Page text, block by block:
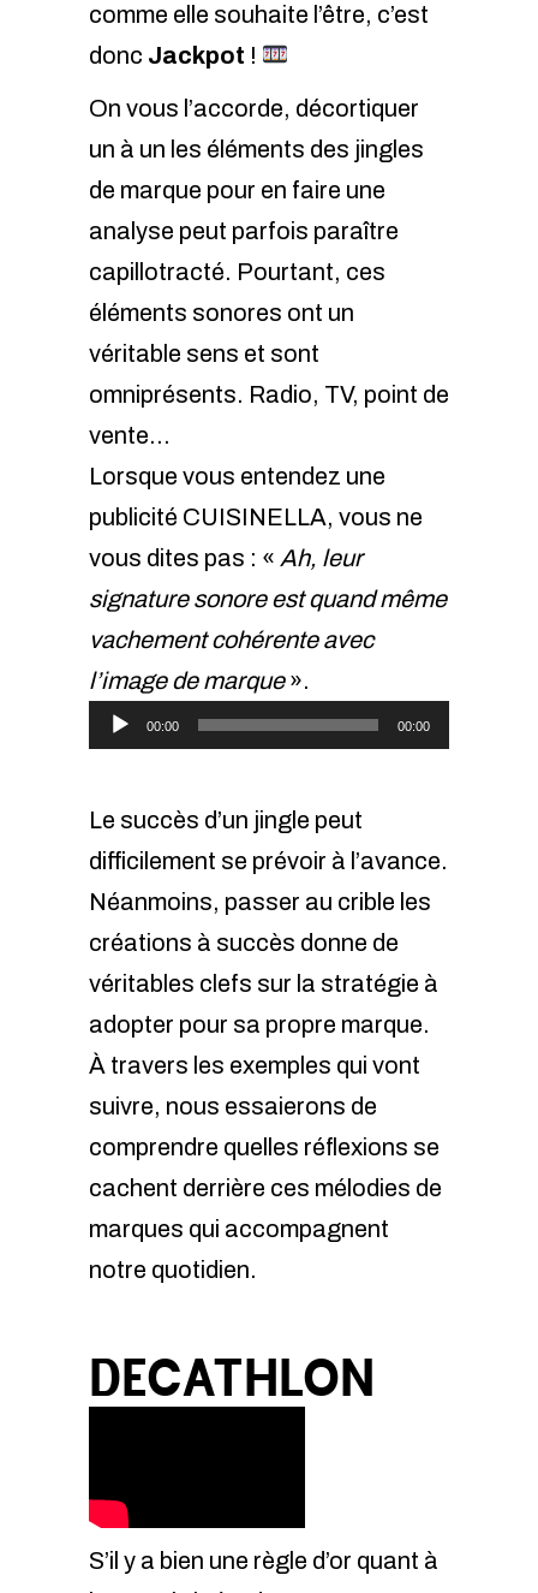
comme elle souhaite l’être, c’est
donc Jackpot !
On vous l’accorde, décortiquer
un à un les éléments des jingles
de marque pour en faire une
analyse peut parfois paraître
capillotracté. Pourtant, ces
éléments sonores ont un
véritable sens et sont
omniprésents. Radio, TV, point de
vente…
Lorsque vous entendez une
publicité CUISINELLA, vous ne
vous dites pas : « Ah, leur
signature sonore est quand même
vachement cohérente avec
l’image de marque».
Lecteur
00:00 00:00
Le succès d’un jingle peut
difficilement se prévoir à l’avance.
Néanmoins, passer au crible les
créations à succès donne de
véritables clefs sur la stratégie à
adopter pour sa propre marque.
À travers les exemples qui vont
suivre, nous essaierons de
comprendre quelles réflexions se
cachent derrière ces mélodies de
marques qui accompagnent
notre quotidien.
DECATHLON
S’il y a bien une règle d’or quant à